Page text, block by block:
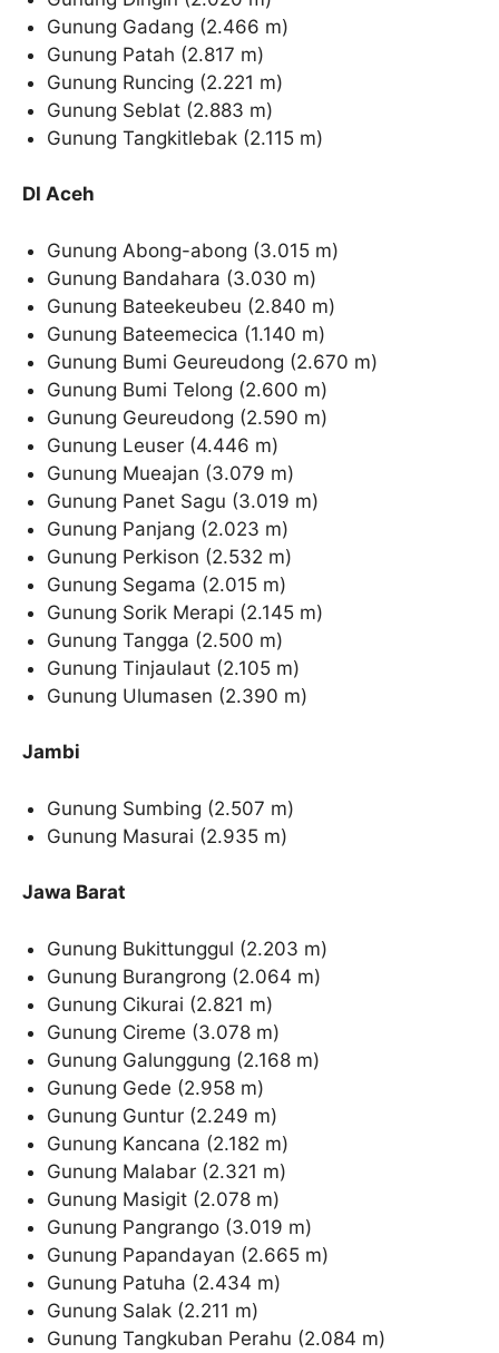
Gunung Gadang (2.466 m)
Gunung Patah (2.817 m)
Gunung Runcing (2.221 m)
Gunung Seblat (2.883 m)
Gunung Tangkitlebak (2.115 m)
DI Aceh
Gunung Abong-abong (3.015 m)
Gunung Bandahara (3.030 m)
Gunung Bateekeubeu (2.840 m)
Gunung Bateemecica (1.140 m)
Gunung Bumi Geureudong (2.670 m)
Gunung Bumi Telong (2.600 m)
Gunung Geureudong (2.590 m)
Gunung Leuser (4.446 m)
Gunung Mueajan (3.079 m)
Gunung Panet Sagu (3.019 m)
Gunung Panjang (2.023 m)
Gunung Perkison (2.532 m)
Gunung Segama (2.015 m)
Gunung Sorik Merapi (2.145 m)
Gunung Tangga (2.500 m)
Gunung Tinjaulaut (2.105 m)
Gunung Ulumasen (2.390 m)
Jambi
Gunung Sumbing (2.507 m)
Gunung Masurai (2.935 m)
Jawa Barat
Gunung Bukittunggul (2.203 m)
Gunung Burangrong (2.064 m)
Gunung Cikurai (2.821 m)
Gunung Cireme (3.078 m)
Gunung Galunggung (2.168 m)
Gunung Gede (2.958 m)
Gunung Guntur (2.249 m)
Gunung Kancana (2.182 m)
Gunung Malabar (2.321 m)
Gunung Masigit (2.078 m)
Gunung Pangrango (3.019 m)
Gunung Papandayan (2.665 m)
Gunung Patuha (2.434 m)
Gunung Salak (2.211 m)
Gunung Tangkuban Perahu (2.084 m)